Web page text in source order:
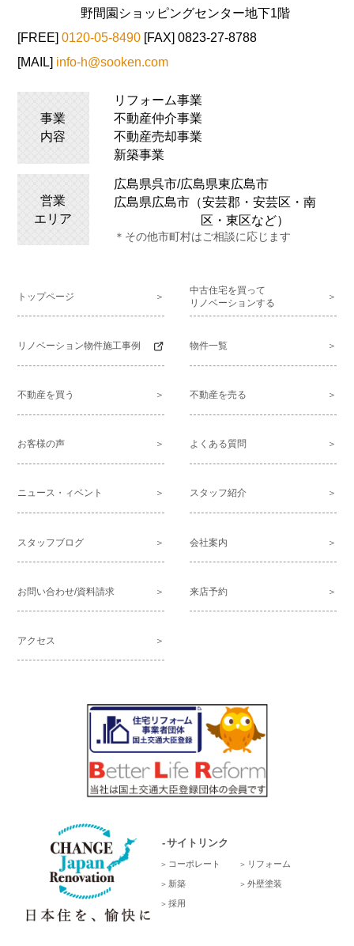
野間園ショッピングセンター地下1階
[FREE]0120-05-8490 [FAX] 0823-27-8788
[MAIL] info-h@sooken.com
事業
内容
リフォーム事業
不動産仲介事業
不動産売却事業
新築事業
営業
エリア
広島県呉市/広島県東広島市
広島県広島市（安芸郡・安芸区・南
区・東区など）
＊その他市町村はご相談に応じます
トップページ
中古住宅を買って
リノベーションする
リノベーション物件施工事例 物件一覧
不動産を買う 不動産を売る
お客様の声 よくある質問
ニュース・ィベント スタッフ紹介
スタッフブログ 会社案内
お問い合わせ/資料請求 来店予約
アクセス
サイトリンク
コーポレート リフォーム
新築 外壁塗装
採用